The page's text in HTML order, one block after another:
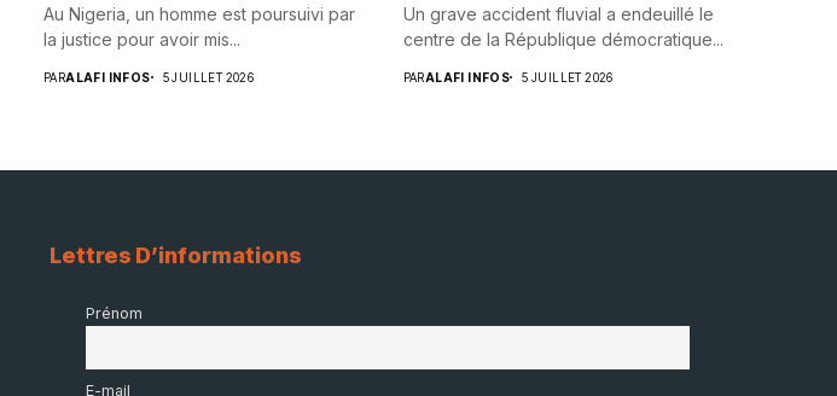
Au Nigeria, un homme est poursuivi par
la justice pour avoir mis...
PARALAFI INFOS 5 JUILLET 2026
Un grave accident fluvial a endeuillé le
centre de la République démocratique...
PARALAFI INFOS 5 JUILLET 2026
Lettres D’informations
Prénom
E-mail